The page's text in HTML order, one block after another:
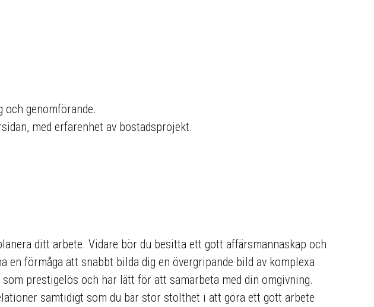
genomförande.
med erfarenhet av bostadsprojekt.
ditt arbete. Vidare bör du besitta ett gott affärsmannaskap och
förmåga att snabbt bilda dig en övergripande bild av komplexa
prestigelös och har lätt för att samarbeta med din omgivning.
samtidigt som du bär stor stolthet i att göra ett gott arbete